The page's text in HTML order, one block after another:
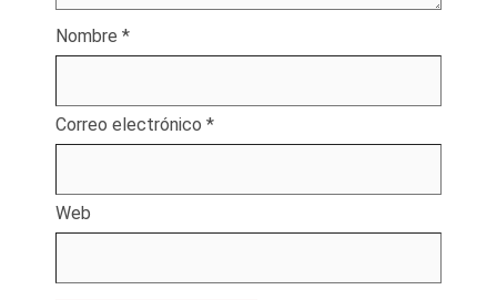
Nombre *
Correo electrónico *
Web